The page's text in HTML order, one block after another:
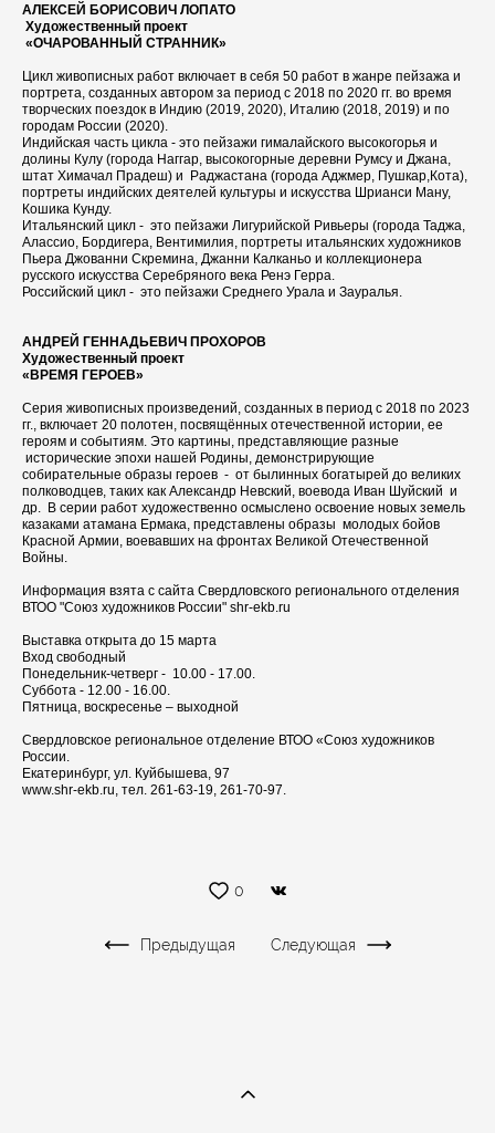
АЛЕКСЕЙ БОРИСОВИЧ ЛОПАТО
Художественный проект
«ОЧАРОВАННЫЙ СТРАННИК»
Цикл живописных работ включает в себя 50 работ в жанре пейзажа и
портрета, созданных автором за период с 2018 по 2020 гг. во время
творческих поездок в Индию (2019, 2020), Италию (2018, 2019) и по
городам России (2020).
Индийская часть цикла - это пейзажи гималайского высокогорья и
долины Кулу (города Наггар, высокогорные деревни Румсу и Джана,
штат Химачал Прадеш) и Раджастана (города Аджмер, Пушкар,Кота),
портреты индийских деятелей культуры и искусства Шрианси Ману,
Кошика Кунду.
Итальянский цикл - это пейзажи Лигурийской Ривьеры (города Таджа,
Алассио, Бордигера, Вентимилия, портреты итальянских художников
Пьера Джованни Скремина, Джанни Калканьо и коллекционера
русского искусства Серебряного века Ренэ Герра.
Российский цикл - это пейзажи Среднего Урала и Зауралья.
АНДРЕЙ ГЕННАДЬЕВИЧ ПРОХОРОВ
Художественный проект
«ВРЕМЯ ГЕРОЕВ»
Серия живописных произведений, созданных в период с 2018 по 2023
гг., включает 20 полотен, посвящённых отечественной истории, ее
героям и событиям. Это картины, представляющие разные
исторические эпохи нашей Родины, демонстрирующие
собирательные образы героев - от былинных богатырей до великих
полководцев, таких как Александр Невский, воевода Иван Шуйский и
др. В серии работ художественно осмыслено освоение новых земель
казаками атамана Ермака, представлены образы молодых бойов
Красной Армии, воевавших на фронтах Великой Отечественной
Войны.
Информация взята с сайта Свердловского регионального отделения
ВТОО "Союз художников России" shr-ekb.ru
Выставка открыта до 15 марта
Вход свободный
Понедельник-четверг - 10.00 - 17.00.
Суббота - 12.00 - 16.00.
Пятница, воскресенье – выходной
Свердловское региональное отделение ВТОО «Союз художников
России.
Екатеринбург, ул. Куйбышева, 97
www.shr-ekb.ru, тел. 261-63-19, 261-70-97.
0
Предыдущая Следующая